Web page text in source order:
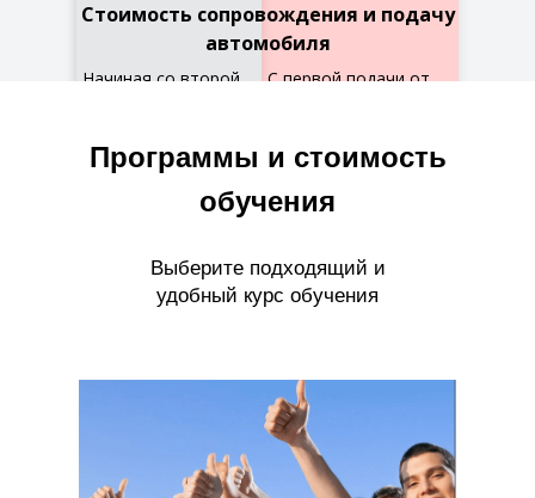
Стоимость сопровождения и подачу
автомобиля
С первой подачи от
Начиная со второй
Программы и стоимость
обучения
Выберите подходящий и
удобный курс обучения